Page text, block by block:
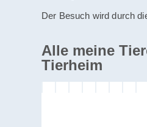
Der Besuch wird durch
Alle meine
Tierheim